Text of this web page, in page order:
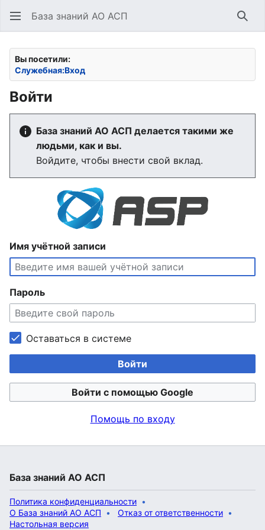
База знаний АО АСП
Вы посетили:
Служебная:Вход
Войти
База знаний АО АСП делается такими же
людьми, как и вы.
Войдите, чтобы внести свой вклад.
Имя учётной записи
Пароль
Оставаться в системе
Войти
Войти с помощью Google
Помощь по входу
База знаний АО АСП
Политика конфиденциальности
О База знаний АО АСП
Отказ от ответственности
Настольная версия